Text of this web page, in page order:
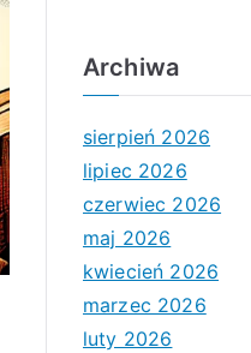
Archiwa
sierpień 2026
lipiec 2026
czerwiec 2026
maj 2026
kwiecień 2026
marzec 2026
luty 2026